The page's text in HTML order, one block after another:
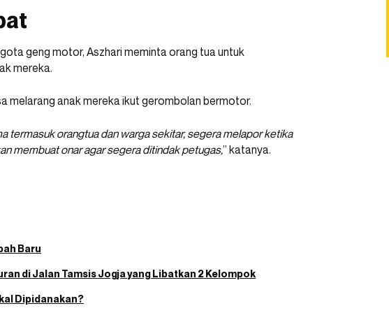
geng motor, Aszhari meminta orang tua untuk
mereka.
melarang anak mereka ikut gerombolan bermotor.
termasuk orangtua dan warga sekitar, segera melapor ketika
membuat onar agar segera ditindak petugas,” katanya.
Baru
di Jalan Tamsis Jogja yang Libatkan 2 Kelompok
Dipidanakan?